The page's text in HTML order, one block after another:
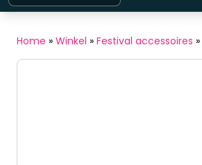
Home » Winkel » Festival accessoires »